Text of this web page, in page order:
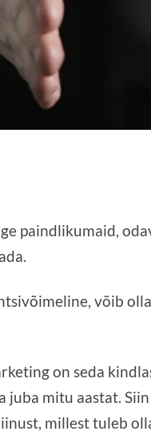
paindlikumaid,
võib
on seda
mitu aastat.
millest tuleb